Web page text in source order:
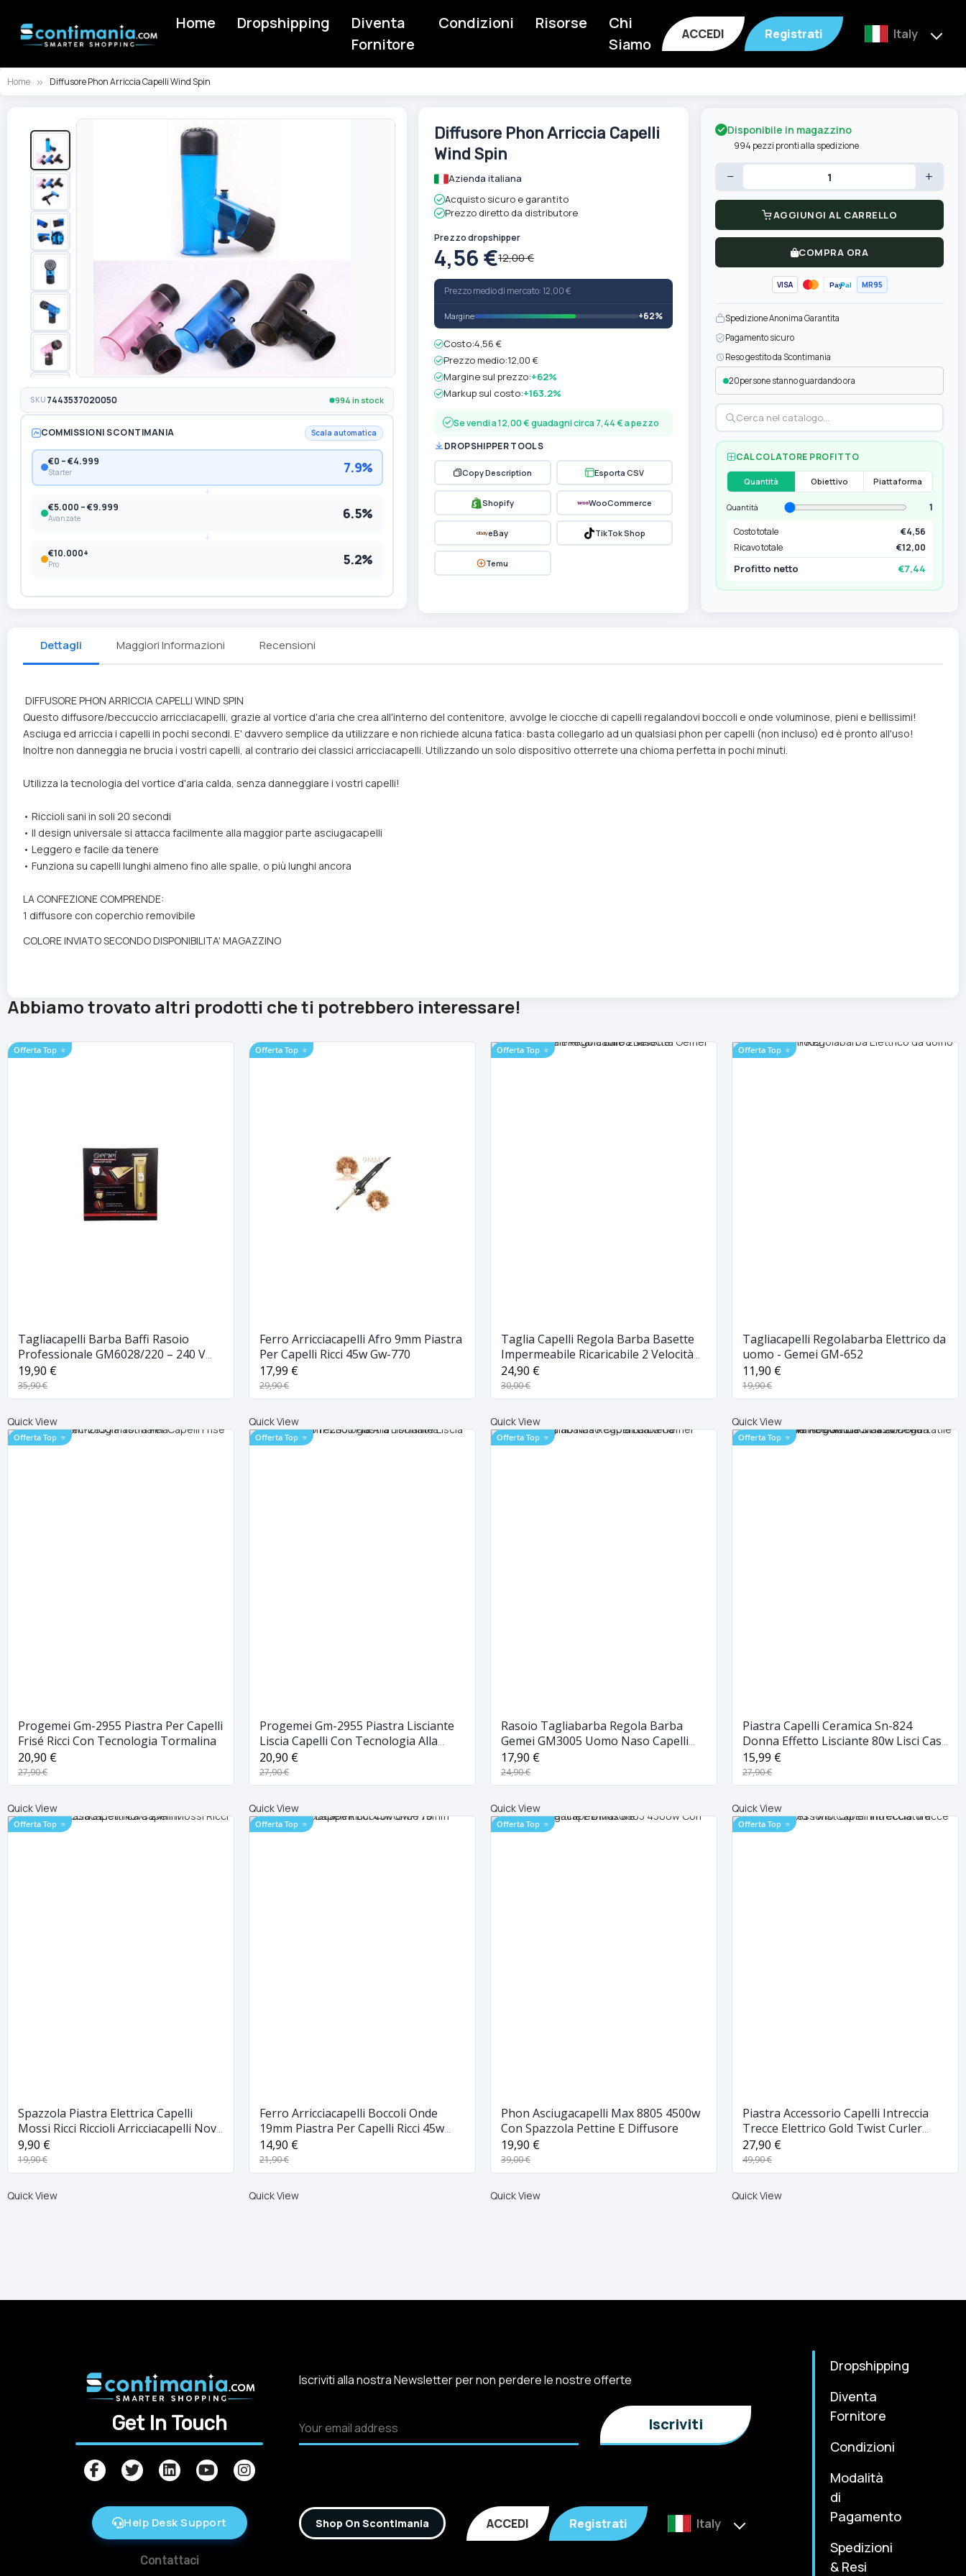
Home Dropshipping
Diventa
Fornitore
Condizioni Risorse
Chi
Siamo
ACCEDI Registrati Italy
Home Diffusore Phon Arriccia Capelli Wind Spin
della
galleria
immagini
Vai
immagini
SKU 7443537020050 994 in stock
COMMISSIONI SCONTIMANIA Scala automatica
€0 – €4.999
Starter 7.9%
€5.000 – €9.999
Avanzate 6.5%
€10.000+
Pro 5.2%
Diffusore Phon Arriccia Capelli
Wind Spin
Azienda italiana
Acquisto sicuro e garantito
Prezzo diretto da distributore
Prezzo dropshipper
4,56 €12,00 €
Prezzo medio di mercato: 12,00 €
Margine +62%
Costo:4,56 €
Prezzo medio:12,00 €
Margine sul prezzo:+62%
Markup sul costo:+163.2%
Se vendi a 12,00 € guadagni circa 7,44 € a pezzo
DROPSHIPPER TOOLS
Copy Description Esporta CSV
Shopify WooCommerce
eBay TikTok Shop
Temu
Disponibile in magazzino
994 pezzi pronti alla spedizione
− +
AGGIUNGI AL CARRELLO
COMPRA ORA
VISA PayPal MR95
Spedizione Anonima Garantita
Pagamento sicuro
Reso gestito da Scontimania
19persone stanno guardando ora
CALCOLATORE PROFITTO
Quantità Obiettivo Piattaforma
Quantità
1
Costo totale
€4,56
Ricavo totale
€12,00
Profitto netto €7,44
Dettagli Maggiori Informazioni Recensioni
DIFFUSORE PHON ARRICCIA CAPELLI WIND SPIN
Questo diffusore/beccuccio arricciacapelli, grazie al vortice d'aria che crea all'interno del contenitore, avvolge le ciocche di capelli regalandovi boccoli e onde voluminose, pieni e bellissimi!
Asciuga ed arriccia i capelli in pochi secondi. E' davvero semplice da utilizzare e non richiede alcuna fatica: basta collegarlo ad un qualsiasi phon per capelli (non incluso) ed è pronto all'uso!
Inoltre non danneggia ne brucia i vostri capelli, al contrario dei classici arricciacapelli. Utilizzando un solo dispositivo otterrete una chioma perfetta in pochi minuti.
Utilizza la tecnologia del vortice d'aria calda, senza danneggiare i vostri capelli!
• Riccioli sani in soli 20 secondi
• Il design universale si attacca facilmente alla maggior parte asciugacapelli
• Leggero e facile da tenere
• Funziona su capelli lunghi almeno fino alle spalle, o più lunghi ancora
LA CONFEZIONE COMPRENDE:
1 diffusore con coperchio removibile
COLORE INVIATO SECONDO DISPONIBILITA' MAGAZZINO
Abbiamo trovato altri prodotti che ti potrebbero interessare!
Offerta Top ⭐
Tagliacapelli Barba Baffi Rasoio
Professionale GM6028/220 – 240 V
50/60hz
19,90 €
35,90 €
Quick View
Offerta Top ⭐
Ferro Arricciacapelli Afro 9mm Piastra
Per Capelli Ricci 45w Gw-770
17,99 €
29,90 €
Quick View
Offerta Top ⭐
Taglia Capelli Regola Barba Basette
Impermeabile Ricaricabile 2 Velocità
Gemei GM-792
24,90 €
30,00 €
Quick View
Offerta Top ⭐
Tagliacapelli Regolabarba Elettrico da
uomo - Gemei GM-652
11,90 €
19,90 €
Quick View
Offerta Top ⭐
Progemei Gm-2955 Piastra Per Capelli
Frisé Ricci Con Tecnologia Tormalina
20,90 €
27,90 €
Quick View
Offerta Top ⭐
Progemei Gm-2955 Piastra Lisciante
Liscia Capelli Con Tecnologia Alla
Tormalina
20,90 €
27,90 €
Quick View
Offerta Top ⭐
Rasoio Tagliabarba Regola Barba
Gemei GM3005 Uomo Naso Capelli
Batteria Ricaricabile
17,90 €
24,90 €
Quick View
Offerta Top ⭐
Piastra Capelli Ceramica Sn-824
Donna Effetto Lisciante 80w Lisci Casa
Piega Temperatura Regolabile Max
220° Portatile
15,99 €
27,90 €
Quick View
Offerta Top ⭐
Spazzola Piastra Elettrica Capelli
Mossi Ricci Riccioli Arricciacapelli Nova
24mm
9,90 €
19,90 €
Quick View
Offerta Top ⭐
Ferro Arricciacapelli Boccoli Onde
19mm Piastra Per Capelli Ricci 45w
Gw-770
14,90 €
21,90 €
Quick View
Offerta Top ⭐
Phon Asciugacapelli Max 8805 4500w
Con Spazzola Pettine E Diffusore
19,90 €
39,00 €
Quick View
Offerta Top ⭐
Piastra Accessorio Capelli Intreccia
Trecce Elettrico Gold Twist Curler
Intrecciatura
27,90 €
49,90 €
Quick View
Get In Touch
Help Desk Support
Contattaci
Iscriviti alla nostra Newsletter per non perdere le nostre offerte
Shop On Scontimania ACCEDI Registrati Italy
Dropshipping
Diventa
Fornitore
Condizioni
Modalità
di
Pagamento
Spedizioni
& Resi